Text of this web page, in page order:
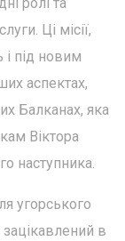
ролі та
Ці місії,
і під новим
аспектах,
Балканах, яка
Віктора
наступника.
угорського
в